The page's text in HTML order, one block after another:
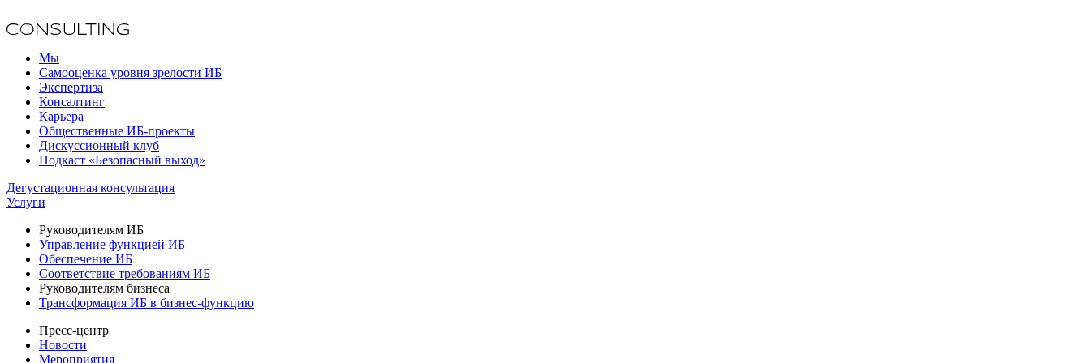
Мы
Самооценка уровня зрелости ИБ
Экспертиза
Консалтинг
Карьера
Общественные ИБ-проекты
Дискуссионный клуб
Подкаст «Безопасный выход»
Дегустационная консультация
Услуги
Руководителям ИБ
Управление функцией ИБ
Обеспечение ИБ
Соответствие требованиям ИБ
Руководителям бизнеса
Трансформация ИБ в бизнес-функцию
Пресс-центр
Новости
Мероприятия